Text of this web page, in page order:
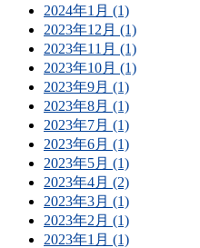
2024年1月 (1)
2023年12月 (1)
2023年11月 (1)
2023年10月 (1)
2023年9月 (1)
2023年8月 (1)
2023年7月 (1)
2023年6月 (1)
2023年5月 (1)
2023年4月 (2)
2023年3月 (1)
2023年2月 (1)
2023年1月 (1)